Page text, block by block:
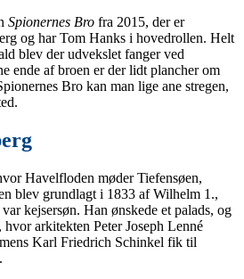
Spionernes Bro fra 2015, der er
og har Tom Hanks i hovedrollen. Helt
blev der udvekslet fanger ved
ende af broen er der lidt plancher om
Bro kan man lige ane stregen,
Havelfloden møder Tiefensøen,
blev grundlagt i 1833 af Wilhelm 1.,
kejsersøn. Han ønskede et palads, og
arkitekten Peter Joseph Lenné
Karl Friedrich Schinkel fik til